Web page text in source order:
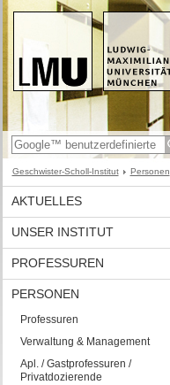
Geschwister-Scholl-Institut Personen
AKTUELLES
UNSER INSTITUT
PROFESSUREN
PERSONEN
Professuren
Verwaltung & Management
Apl. / Gastprofessuren /
Privatdozierende